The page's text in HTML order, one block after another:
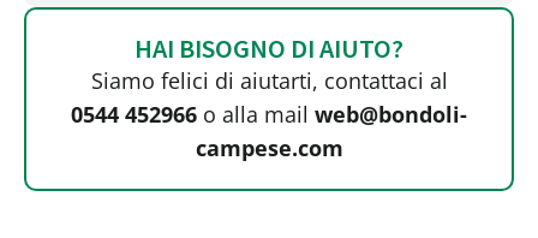
HAI BISOGNO DI AIUTO?
Siamo felici di aiutarti, contattaci al
0544 452966 o alla mail web@bondoli-
campese.com